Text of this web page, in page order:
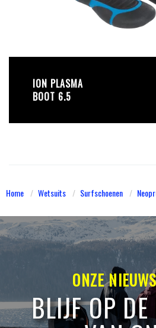
ION PLASMA
BOOT 6.5
Home Wetsuits Surfschoenen
ONZE
BLIJF OP DE